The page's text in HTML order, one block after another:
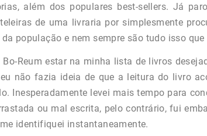
além dos populares best-sellers. Já
de uma livraria por simplesmente
população e nem sempre são tudo isso
Reum estar na minha lista de livros
não fazia ideia de que a leitura do livro
Inesperadamente levei mais tempo para
ou mal escrita, pelo contrário, fui
identifiquei instantaneamente.